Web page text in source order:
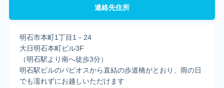
連絡先住所
明石市本町1丁目1－24
大日明石本町ビル3F
（明石駅より南へ徒歩3分）
明石駅ビルのパピオスから直結の歩道橋がとおり、雨の日
でも濡れずにお越しいただけます